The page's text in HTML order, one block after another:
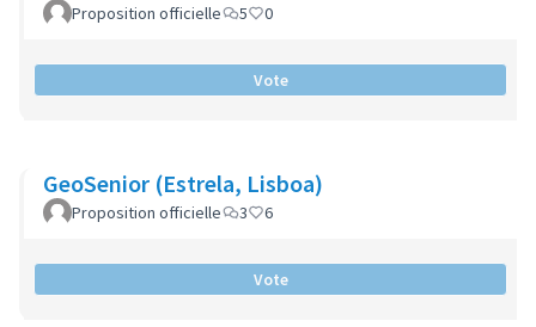
Proposition officielle 5 0
Vote
GeoSenior (Estrela, Lisboa)
Proposition officielle 3 6
Vote